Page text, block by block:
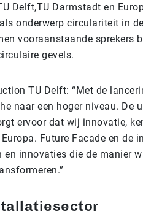
Delft,TU Darmstadt en
onderwerp circulariteit in de
vooraanstaande sprekers
gevels.
TU Delft: “Met de
naar een hoger niveau. De
ervoor dat wij innovatie,
Future Facade en de
innovaties die de manier